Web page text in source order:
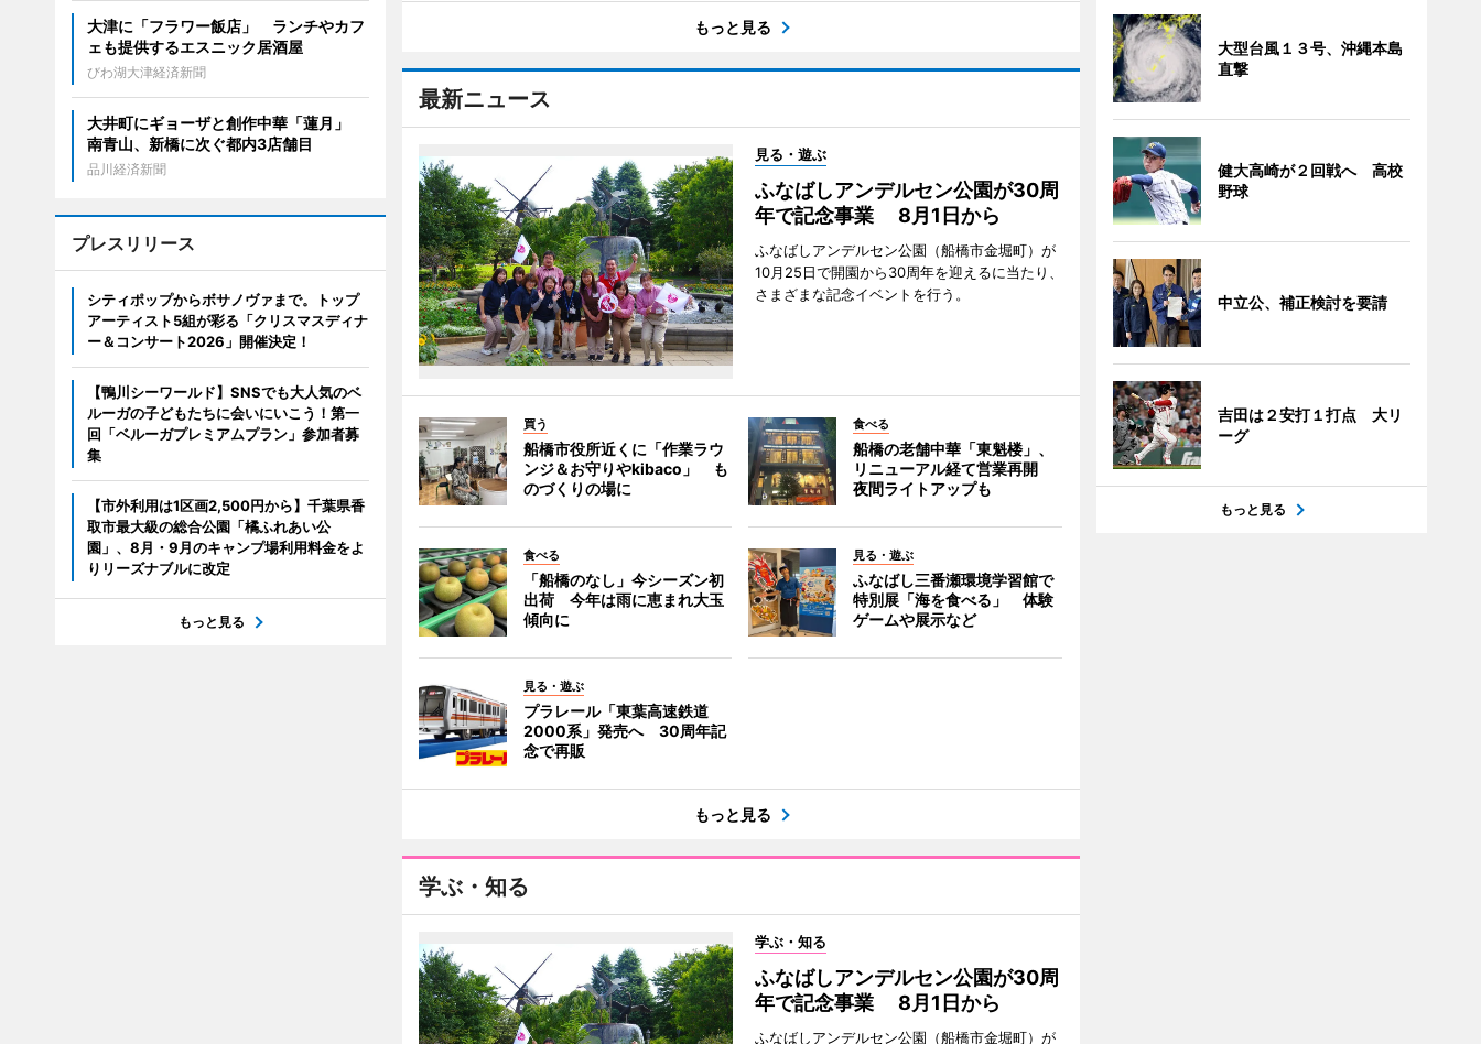
もっと見る
最新ニュース
見る・遊ぶ
ふなばしアンデルセン公園が30周
年で記念事業 8月1日から
ふなばしアンデルセン公園（船橋市金堀町）が
10月25日で開園から30周年を迎えるに当たり、
さまざまな記念イベントを行う。
買う
船橋市役所近くに「作業ラウ
ンジ＆お守りやkibaco」 も
のづくりの場に
食べる
船橋の老舗中華「東魁楼」、
リニューアル経て営業再開
夜間ライトアップも
食べる
「船橋のなし」今シーズン初
出荷 今年は雨に恵まれ大玉
傾向に
見る・遊ぶ
ふなばし三番瀬環境学習館で
特別展「海を食べる」 体験
ゲームや展示など
見る・遊ぶ
プラレール「東葉高速鉄道
2000系」発売へ 30周年記
念で再販
もっと見る
学ぶ・知る
学ぶ・知る
ふなばしアンデルセン公園が30周
年で記念事業 8月1日から
ふなばしアンデルセン公園（船橋市金堀町）が
大津に「フラワー飯店」 ランチやカフ
ェも提供するエスニック居酒屋
びわ湖大津経済新聞
大井町にギョーザと創作中華「蓮月」
南青山、新橋に次ぐ都内3店舗目
品川経済新聞
プレスリリース
シティポップからボサノヴァまで。トップ
アーティスト5組が彩る「クリスマスディナ
ー＆コンサート2026」開催決定！
【鴨川シーワールド】SNSでも大人気のベ
ルーガの子どもたちに会いにいこう！第一
回「ベルーガプレミアムプラン」参加者募
集
【市外利用は1区画2,500円から】千葉県香
取市最大級の総合公園「橘ふれあい公
園」、8月・9月のキャンプ場利用料金をよ
りリーズナブルに改定
もっと見る
大型台風１３号、沖縄本島
直撃
健大高崎が２回戦へ 高校
野球
中立公、補正検討を要請
吉田は２安打１打点 大リ
ーグ
もっと見る